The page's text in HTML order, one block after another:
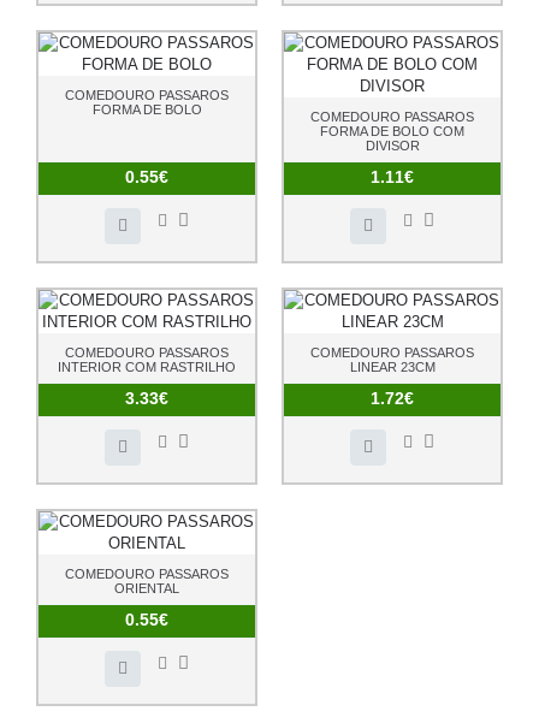
COMEDOURO PASSAROS
FORMA DE BOLO
0.55€
COMEDOURO PASSAROS
FORMA DE BOLO COM
DIVISOR
1.11€
COMEDOURO PASSAROS
INTERIOR COM RASTRILHO
3.33€
COMEDOURO PASSAROS
LINEAR 23CM
1.72€
COMEDOURO PASSAROS
ORIENTAL
0.55€